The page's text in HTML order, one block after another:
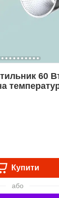
60
Купити
або